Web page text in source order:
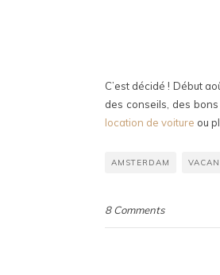
C’est décidé ! Début
des conseils, des
location de voiture ou
AMSTERDAM
8 Comments